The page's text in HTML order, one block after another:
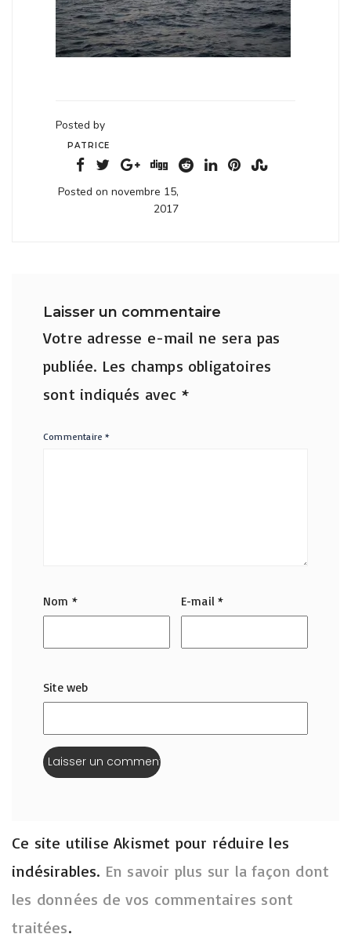
Posted by
PATRICE
Posted on novembre 15,
2017
Laisser un commentaire
Votre adresse e-mail ne sera pas
publiée. Les champs obligatoires
sont indiqués avec *
Commentaire*
Nom * E-mail*
Site web
Ce site utilise Akismet pour réduire les
indésirables. En savoir plus sur la façon dont
les données de vos commentaires sont
traitées.